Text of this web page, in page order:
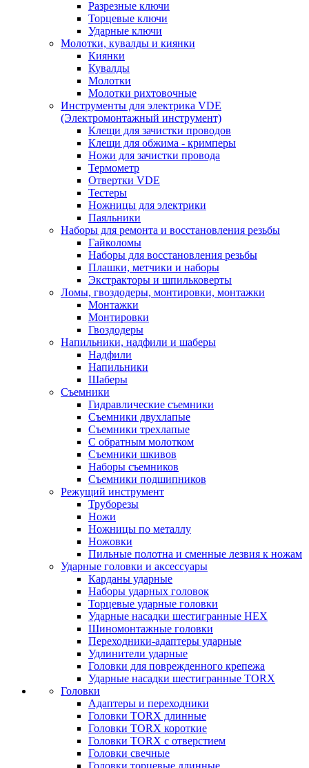
Разрезные ключи
Торцевые ключи
Ударные ключи
Молотки, кувалды и киянки
Киянки
Кувалды
Молотки
Молотки рихтовочные
Инструменты для электрика VDE
(Электромонтажный инструмент)
Клещи для зачистки проводов
Клещи для обжима - кримперы
Ножи для зачистки провода
Термометр
Отвертки VDE
Тестеры
Ножницы для электрики
Паяльники
Наборы для ремонта и восстановления резьбы
Гайколомы
Наборы для восстановления резьбы
Плашки, метчики и наборы
Экстракторы и шпильковерты
Ломы, гвоздодеры, монтировки, монтажки
Монтажки
Монтировки
Гвоздодеры
Напильники, надфили и шаберы
Надфили
Напильники
Шаберы
Съемники
Гидравлические съемники
Съемники двухлапые
Съемники трехлапые
С обратным молотком
Съемники шкивов
Наборы съемников
Съемники подшипников
Режущий инструмент
Труборезы
Ножи
Ножницы по металлу
Ножовки
Пильные полотна и сменные лезвия к ножам
Ударные головки и аксессуары
Карданы ударные
Наборы ударных головок
Торцевые ударные головки
Ударные насадки шестигранные HEX
Шиномонтажные головки
Переходники-адаптеры ударные
Удлинители ударные
Головки для поврежденного крепежа
Ударные насадки шестигранные TORX
Головки
Адаптеры и переходники
Головки TORX длинные
Головки TORX короткие
Головки TORX с отверстием
Головки свечные
Головки торцевые длинные